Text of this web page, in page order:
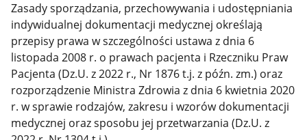
Zasady sporządzania, przechowywania i udostępniania
indywidualnej dokumentacji medycznej określają
przepisy prawa w szczególności ustawa z dnia 6
listopada 2008 r. o prawach pacjenta i Rzeczniku Praw
Pacjenta (Dz.U. z 2022 r., Nr 1876 t.j. z późn. zm.) oraz
rozporządzenie Ministra Zdrowia z dnia 6 kwietnia 2020
r. w sprawie rodzajów, zakresu i wzorów dokumentacji
medycznej oraz sposobu jej przetwarzania (Dz.U. z